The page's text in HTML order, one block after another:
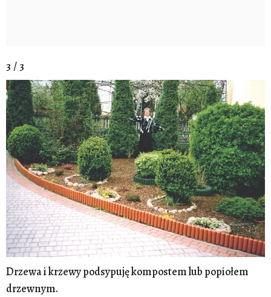
3 / 3
Drzewa i krzewy podsypuję kompostem lub popiołem
drzewnym.